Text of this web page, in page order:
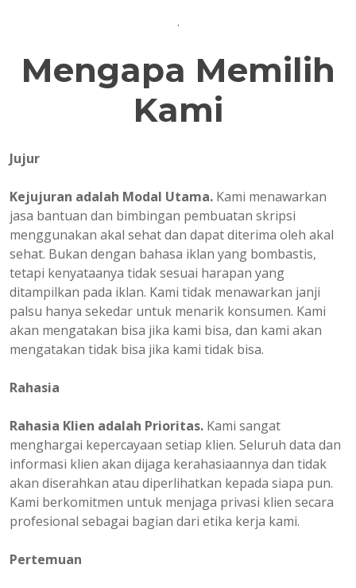
.
Mengapa Memilih
Kami
Jujur
Kejujuran adalah Modal Utama. Kami menawarkan
jasa bantuan dan bimbingan pembuatan skripsi
menggunakan akal sehat dan dapat diterima oleh akal
sehat. Bukan dengan bahasa iklan yang bombastis,
tetapi kenyataanya tidak sesuai harapan yang
ditampilkan pada iklan. Kami tidak menawarkan janji
palsu hanya sekedar untuk menarik konsumen. Kami
akan mengatakan bisa jika kami bisa, dan kami akan
mengatakan tidak bisa jika kami tidak bisa.
Rahasia
Rahasia Klien adalah Prioritas. Kami sangat
menghargai kepercayaan setiap klien. Seluruh data dan
informasi klien akan dijaga kerahasiaannya dan tidak
akan diserahkan atau diperlihatkan kepada siapa pun.
Kami berkomitmen untuk menjaga privasi klien secara
profesional sebagai bagian dari etika kerja kami.
Pertemuan